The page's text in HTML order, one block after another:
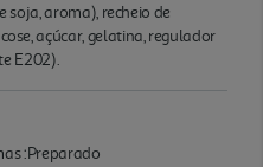
soja, aroma), recheio de
açúcar, gelatina, regulador
E202).
:Preparado